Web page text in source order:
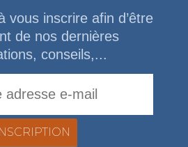
vous inscrire afin d’être
de nos dernières
conseils,...